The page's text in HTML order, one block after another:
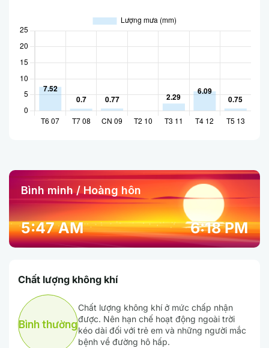
Bình minh / Hoàng hôn
5:47 AM 6:18 PM
Chất lượng không khí
Bình thường
Chất lượng không khí ở mức chấp nhận
được. Nên hạn chế hoạt động ngoài trời
kéo dài đối với trẻ em và những người mắc
bệnh về đường hô hấp.